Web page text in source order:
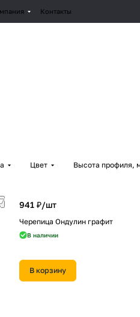
Контакты
Цвет Высота профиля,
941 ₽/шт
Черепица Ондулин графит
В наличии
В корзину